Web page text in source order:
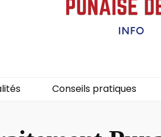
Conseils pratiques